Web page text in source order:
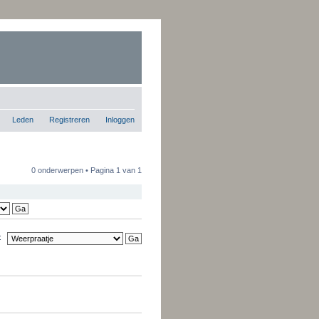
Leden Registreren Inloggen
0 onderwerpen • Pagina 1 van 1